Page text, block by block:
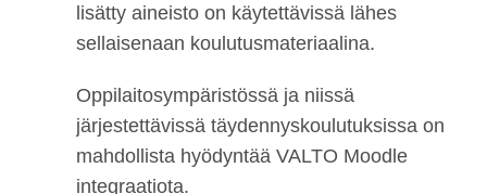
lisätty aineisto on käytettävissä lähes
sellaisenaan koulutusmateriaalina.
Oppilaitosympäristössä ja niissä
järjestettävissä täydennyskoulutuksissa on
mahdollista hyödyntää VALTO Moodle
integraatiota.